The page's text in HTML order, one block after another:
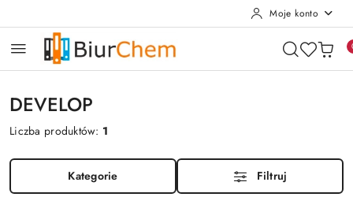
Moje konto
DEVELOP
Liczba produktów: 1
Kategorie Filtruj